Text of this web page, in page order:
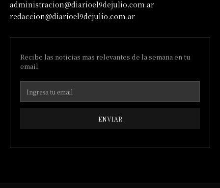
administracion@diarioel9dejulio.com.ar
redaccion@diarioel9dejulio.com.ar
Recibe las noticias mas relevantes de la semana en tu
email.
ENVIAR